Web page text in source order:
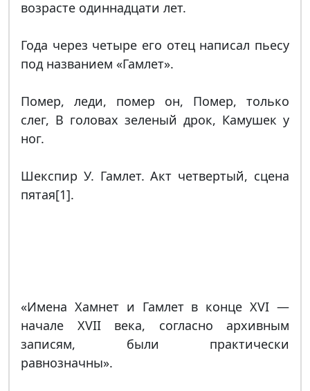
возрасте одиннадцати лет.
Года через четыре его отец написал пьесу
под названием «Гамлет».
Помер, леди, помер он, Помер, только
слег, В головах зеленый дрок, Камушек у
ног.
Шекспир У. Гамлет. Акт четвертый, сцена
пятая[1].
«Имена Хамнет и Гамлет в конце XVI —
начале XVII века, согласно архивным
записям, были практически
равнозначны».